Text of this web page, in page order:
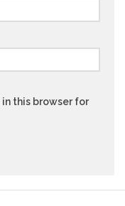
this browser for